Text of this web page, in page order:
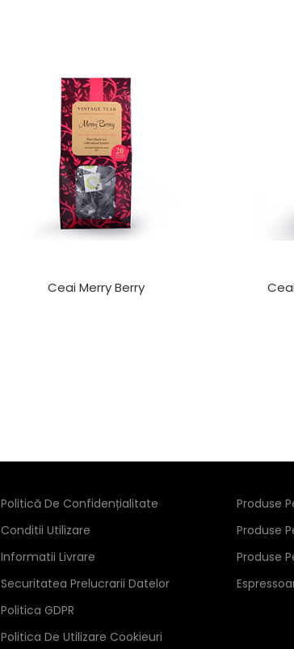
Ceai Merry Berry
Politică De Confidențialitate
Conditii Utilizare
Informatii Livrare
Securitatea Prelucrarii Datelor
Politica GDPR
Politica De Utilizare Cookieuri
Produse
Produse
Produse